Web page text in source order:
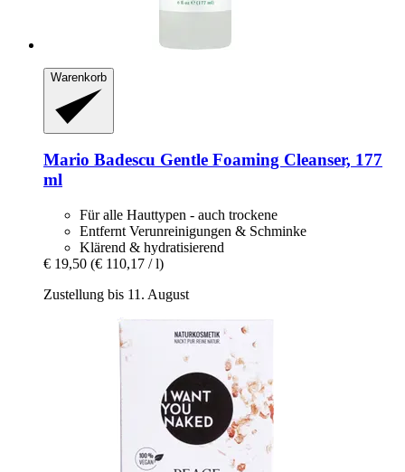
Warenkorb
Mario Badescu Gentle Foaming Cleanser, 177
ml
Für alle Hauttypen - auch trockene
Entfernt Verunreinigungen & Schminke
Klärend & hydratisierend
€ 19,50 (€ 110,17 / l)
Zustellung bis 11. August